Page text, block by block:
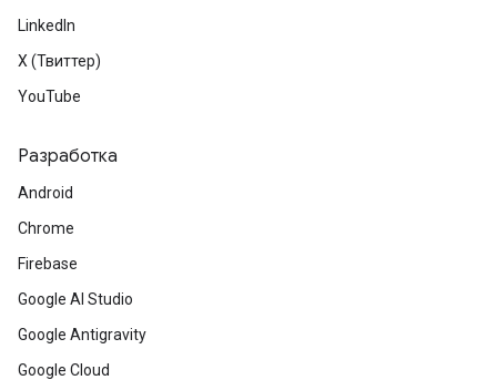
LinkedIn
X (Твиттер)
YouTube
Разработка
Android
Chrome
Firebase
Google AI Studio
Google Antigravity
Google Cloud